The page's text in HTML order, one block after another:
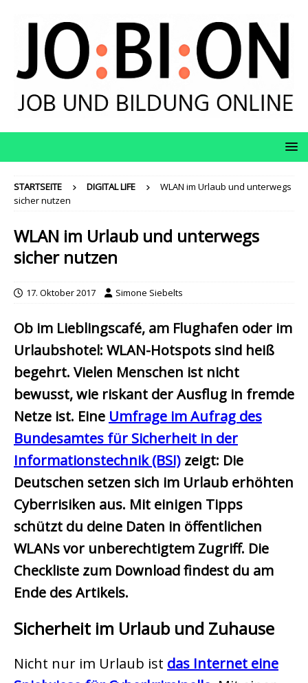
STARTSEITE DIGITAL LIFE
WLAN im Urlaub und unterwegs
sicher nutzen
WLAN im Urlaub und unterwegs
sicher nutzen
17. Oktober 2017 Simone Siebelts
Ob im Lieblingscafé, am Flughafen oder im
Urlaubshotel: WLAN-Hotspots sind heiß
begehrt. Vielen Menschen ist nicht
bewusst, wie riskant der Ausflug in fremde
Netze ist. Eine Umfrage im Aufrag des
Bundesamtes für Sicherheit in der
Informationstechnik (BSI) zeigt: Die
Deutschen setzen sich im Urlaub erhöhten
Cyberrisiken aus. Mit einigen Tipps
schützt du deine Daten in öffentlichen
WLANs vor unberechtigtem Zugriff. Die
Checkliste zum Download findest du am
Ende des Artikels.
Sicherheit im Urlaub und Zuhause
Nicht nur im Urlaub ist das Internet eine